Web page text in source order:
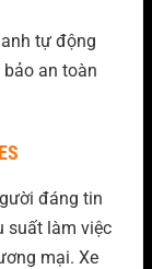
tự động
an toàn
đáng tin
suất làm việc
mại. Xe